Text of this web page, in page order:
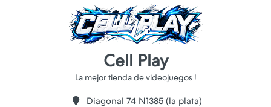
Cell Play
Diagonal 74 N1385 (la plata)